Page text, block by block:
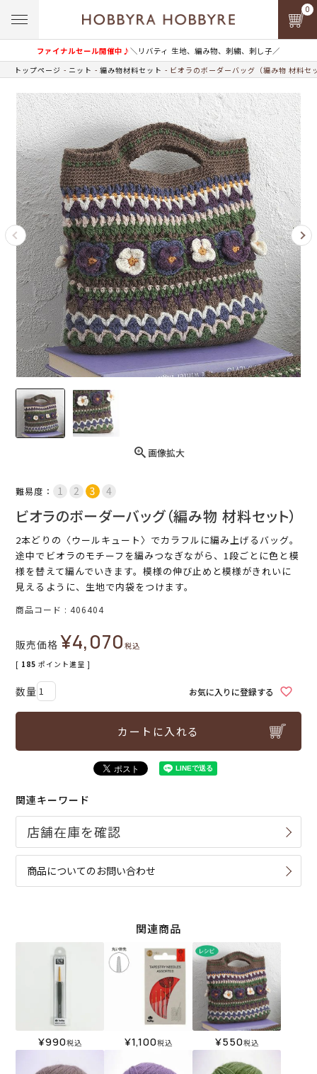
ファイナルセール開催中♪＼リバティ 生地、編み物、刺繍、刺し子／
0
トップページ ニット 編み物材料セット ビオラのボーダーバッグ（編み物 材料セ
画像拡大
難易度：
ビオラのボーダーバッグ（編み物 材料セット）
2本どりの〈ウールキュート〉でカラフルに編み上げるバッグ。
途中でビオラのモチーフを編みつなぎながら、1段ごとに色と模
様を替えて編んでいきます。模様の伸び止めと模様がきれいに
見えるように、生地で内袋をつけます。
商品コード 406404
販売価格 ¥4,070税込
[ 185 ポイント進呈 ]
お気に入りに登録する
カートに入れる
関連キーワード
商品についてのお問い合わせ
関連商品
¥990税込 ¥1,100税込 ¥550税込